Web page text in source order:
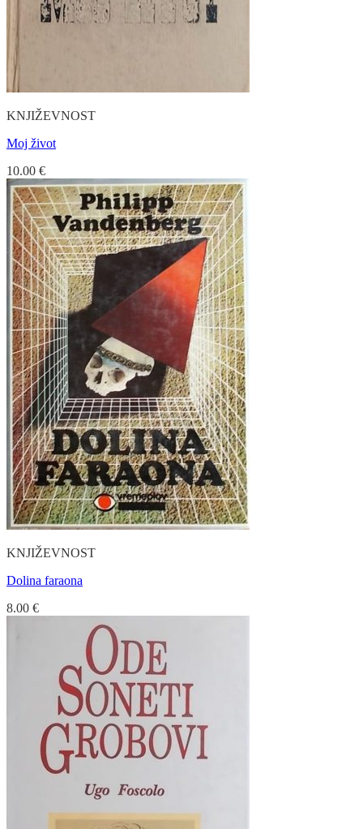
KNJIŽEVNOST
Moj život
10.00 €
KNJIŽEVNOST
Dolina faraona
8.00 €